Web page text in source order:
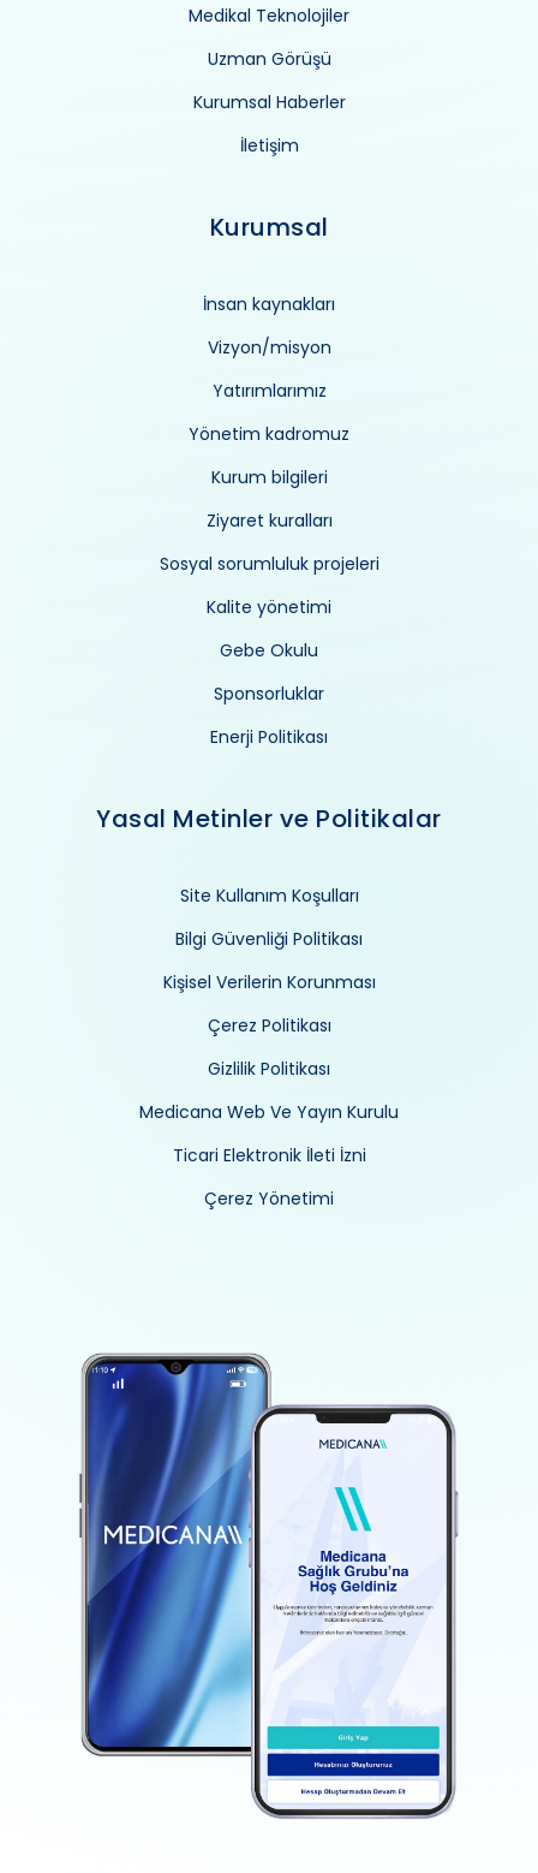
Medikal Teknolojiler
Uzman Görüşü
Kurumsal Haberler
İletişim
Kurumsal
İnsan kaynakları
Vizyon/misyon
Yatırımlarımız
Yönetim kadromuz
Kurum bilgileri
Ziyaret kuralları
Sosyal sorumluluk projeleri
Kalite yönetimi
Gebe Okulu
Sponsorluklar
Enerji Politikası
Yasal Metinler ve Politikalar
Site Kullanım Koşulları
Bilgi Güvenliği Politikası
Kişisel Verilerin Korunması
Çerez Politikası
Gizlilik Politikası
Medicana Web Ve Yayın Kurulu
Ticari Elektronik İleti İzni
Çerez Yönetimi